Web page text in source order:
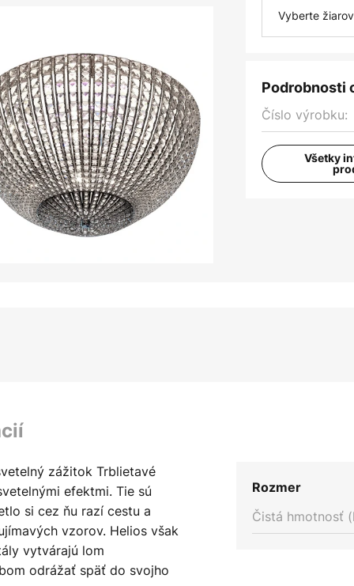
Vyberte
Podrobnosti
Číslo výrobku:
Všetky
zážitok Trblietavé
efektmi. Tie sú
si cez ňu razí cestu a
vzorov. Helios však
vytvárajú lom
odrážať späť do svojho
Rozmer
Čistá hmotnosť